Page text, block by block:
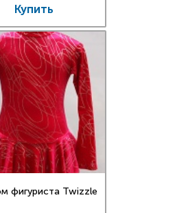
Купить
фигуриста Twizzle